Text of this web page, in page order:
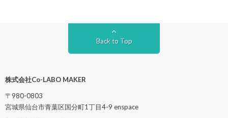
Back to Top
株式会社Co-LABO MAKER
〒980-0803
宮城県仙台市青葉区国分町1丁目4-9 enspace